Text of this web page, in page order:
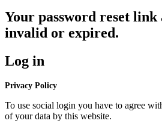
Your password reset link
invalid or expired.
Log in
Privacy Policy
To use social login you have to agree
of your data by this website.